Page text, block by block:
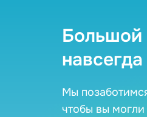
Большой
навсегда
Мы
чтобы вы